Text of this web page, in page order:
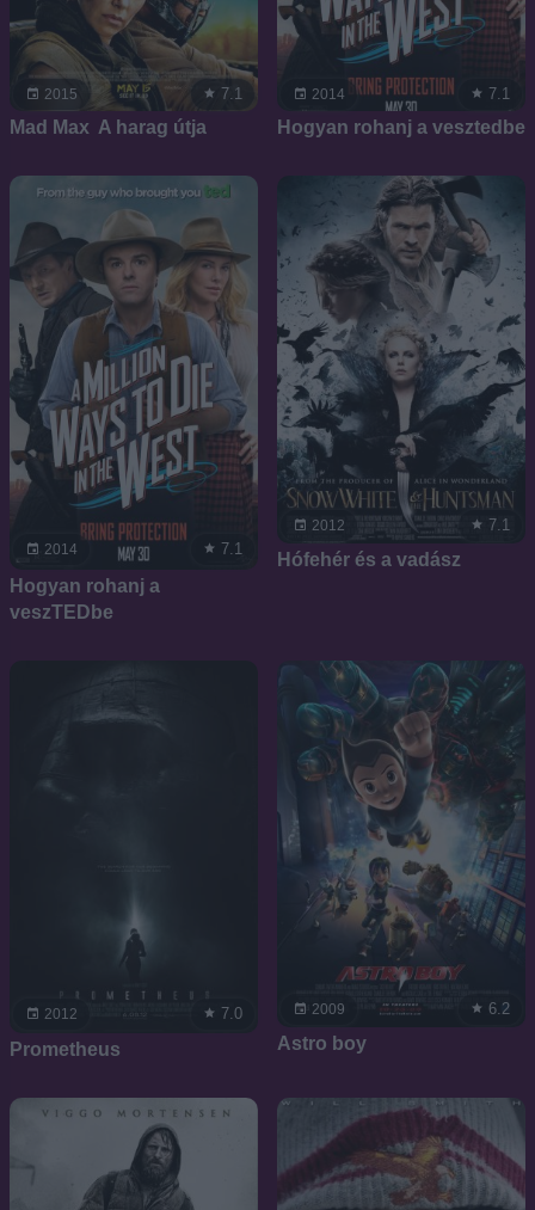
2015 7.1
Mad Max  A harag útja
2014 7.1
Hogyan rohanj a vesztedbe
2014 7.1
Hogyan rohanj a
veszTEDbe
2012 7.1
Hófehér és a vadász
2012 7.0
Prometheus
2009 6.2
Astro boy